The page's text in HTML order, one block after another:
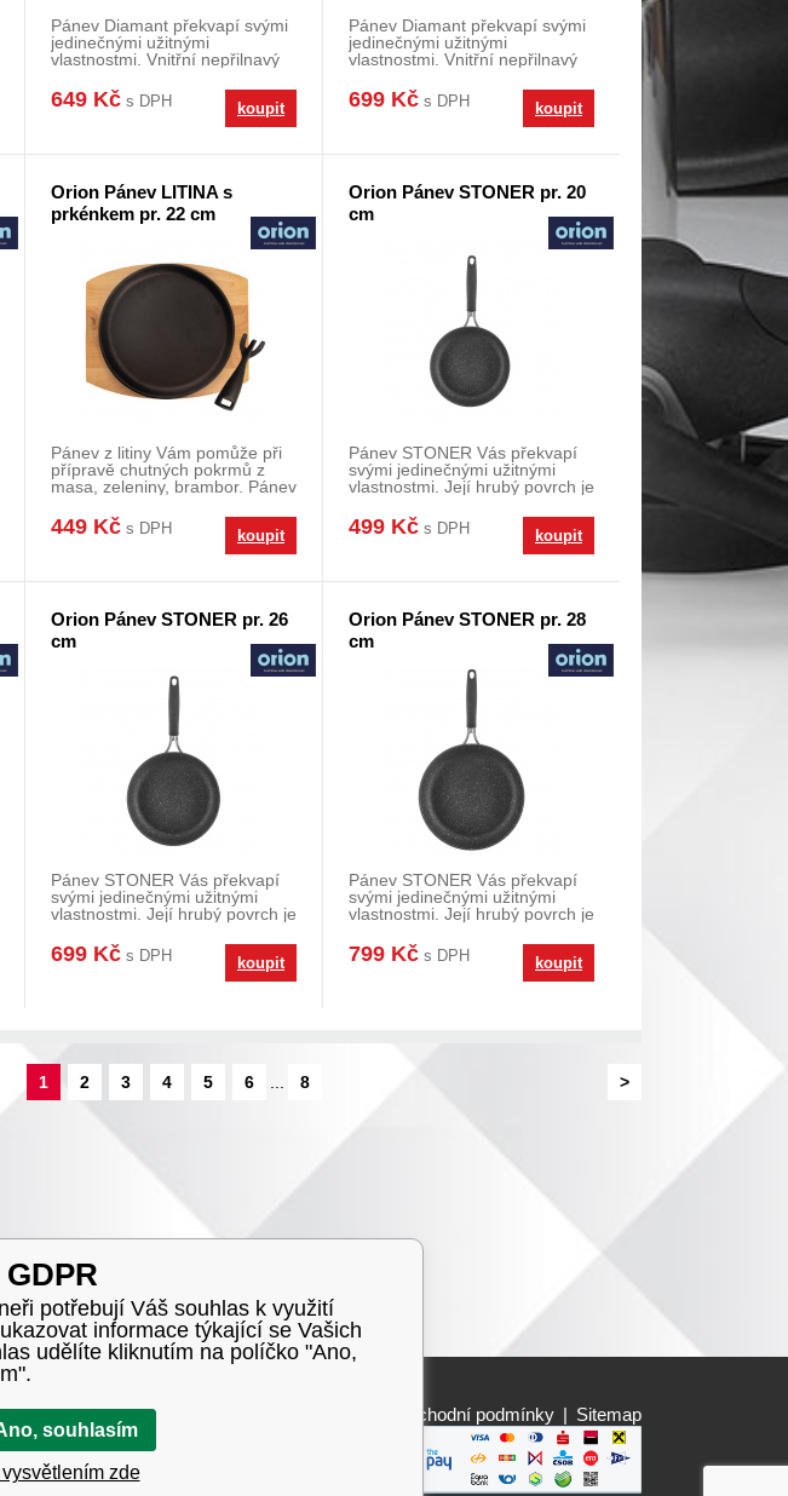
Pánev Diamant překvapí svými
jedinečnými užitnými
vlastnostmi. Vnitřní nepřilnavý
649 Kč s DPH koupit
Pánev Diamant překvapí svými
jedinečnými užitnými
vlastnostmi. Vnitřní nepřilnavý
699 Kč s DPH koupit
Orion Pánev LITINA s
prkénkem pr. 22 cm
Pánev z litiny Vám pomůže při
přípravě chutných pokrmů z
masa, zeleniny, brambor. Pánev
449 Kč s DPH koupit
Orion Pánev STONER pr. 20
cm
Pánev STONER Vás překvapí
svými jedinečnými užitnými
vlastnostmi. Její hrubý povrch je
499 Kč s DPH koupit
Orion Pánev STONER pr. 26
cm
Pánev STONER Vás překvapí
svými jedinečnými užitnými
vlastnostmi. Její hrubý povrch je
699 Kč s DPH koupit
Orion Pánev STONER pr. 28
cm
Pánev STONER Vás překvapí
svými jedinečnými užitnými
vlastnostmi. Její hrubý povrch je
799 Kč s DPH koupit
1 2 3 4 5 6 8 >
Obchodní podmínky | Sitemap
potřebují Váš souhlas k využití
informace týkající se Vašich
udělíte kliknutím na políčko "Ano,
souhlasím
zde